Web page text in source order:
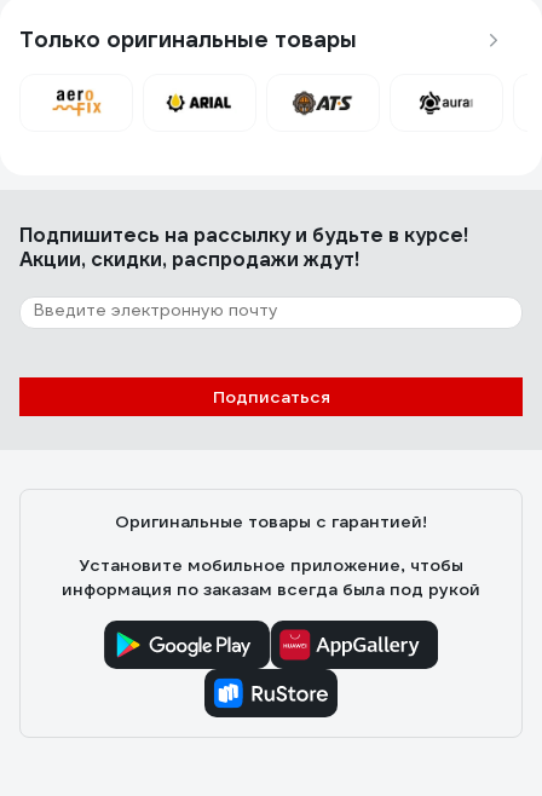
Приобрел смазку для своей мастерской. Для
обработки металла. Тестировали при сверлении и в
качеством доволен. Сопротивление намного меньше ,
Неплохая смазка, небольшой тюбик помещается в
Только оригинальные товары
Подпишитесь на рассылкуи будьте в курсе!
Акции, скидки, распродажи ждут!
Подписаться
Оригинальные товары с гарантией!
Установите мобильное приложение, чтобы
информация по заказам всегда была под рукой